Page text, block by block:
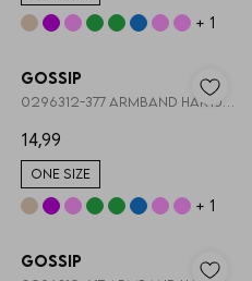
+ 1
1/2
Nieuw
Gossip
14,99
+ 1
ONE SIZE
1/2
Nieuw
Gossip